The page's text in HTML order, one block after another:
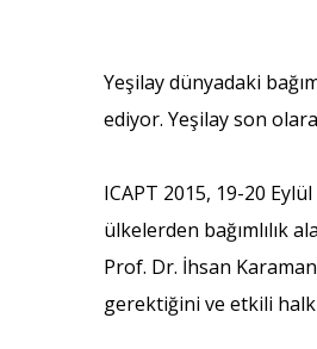
Yeşilay dünyadaki
ediyor. Yeşilay son
ICAPT 2015, 19-20
ülkelerden bağımlılık
Prof. Dr. İhsan
gerektiğini ve etkili halk